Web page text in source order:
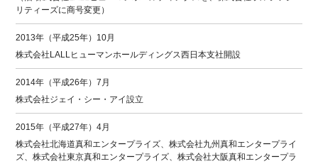
リティーズに商号変更）
2013年（平成25年）10月
株式会社LALLヒューマンホールディングス西日本支社開設
2014年（平成26年）7月
株式会社ジェイ・シー・アイ設立
2015年（平成27年）4月
株式会社北海道真和エンタープライズ、株式会社九州真和エンタープライ
ズ、株式会社東京真和エンタープライズ、株式会社大阪真和エンタープラ